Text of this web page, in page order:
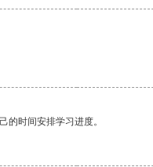
的时间安排学习进度。